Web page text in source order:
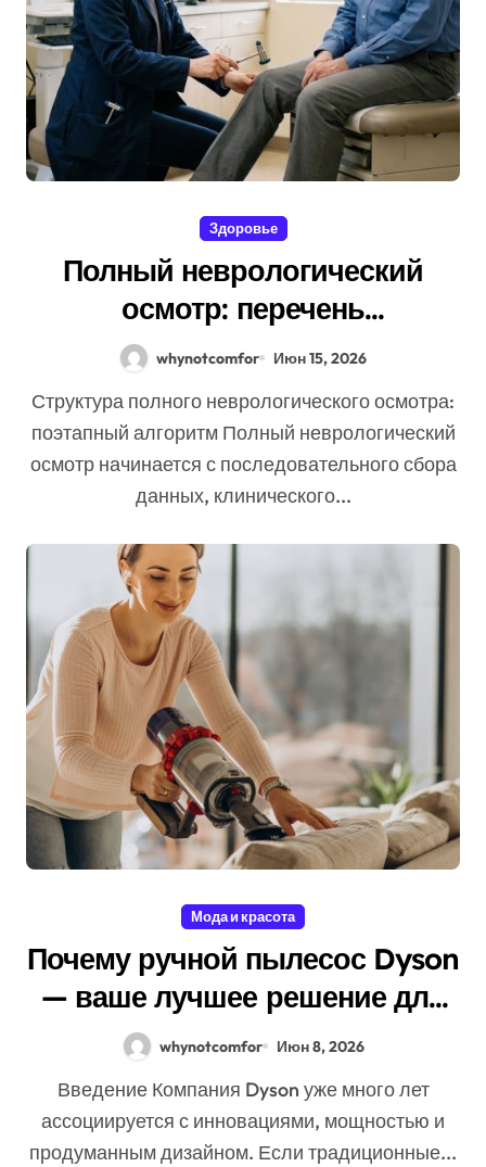
Здоровье
Полный неврологический
осмотр: перечень
обследований и анализов
whynotcomfor Июн 15, 2026
Структура полного неврологического осмотра:
поэтапный алгоритм Полный неврологический
осмотр начинается с последовательного сбора
данных, клинического...
Мода и красота
Почему ручной пылесос Dyson
— ваше лучшее решение для
быстрой уборки
whynotcomfor Июн 8, 2026
Введение Компания Dyson уже много лет
ассоциируется с инновациями, мощностью и
продуманным дизайном. Если традиционные...